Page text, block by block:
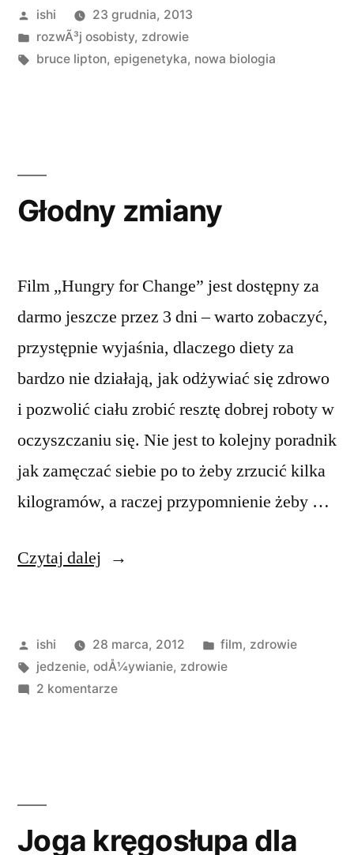
Opublikowane
przez
ishi
23 grudnia, 2013
Opublikowano
w
rozwÃ³j osobisty, zdrowie
Tagi:
bruce lipton, epigenetyka, nowa biologia
Głodny zmiany
Film „Hungry for Change” jest dostępny za
darmo jeszcze przez 3 dni – warto zobaczyć,
przystępnie wyjaśnia, dlaczego diety za
bardzo nie działają, jak odżywiać się zdrowo
i pozwolić ciału zrobić resztę dobrej roboty w
oczyszczaniu się. Nie jest to kolejny poradnik
jak zamęczać siebie po to żeby zrzucić kilka
kilogramów, a raczej przypomnienie żeby …
Czytaj dalej „Głodny
Opublikowane
przez
ishi 28 marca, 2012
Opublikowano
w
film, zdrowie
Tagi:
jedzenie, odÅ¼ywianie, zdrowie
2 komentarzedo
Joga kręgosłupa dla